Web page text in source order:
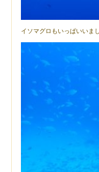
イソマグロもいっぱいいま